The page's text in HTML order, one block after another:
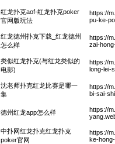
红龙扑克aof-红龙扑克poker
官网版玩法
https://
pu-ke-
红龙德州扑克下载_红龙德州
怎么样
https://
zai-
类似红龙扑克(与红龙类似的
电影)
https://
long-lei-
沈老师扑克红龙比赛是哪一
集
https://
bi-sai-
德州红龙app怎么样
https://
中扑网红龙扑克红龙扑克
poker官网
https://
ke-